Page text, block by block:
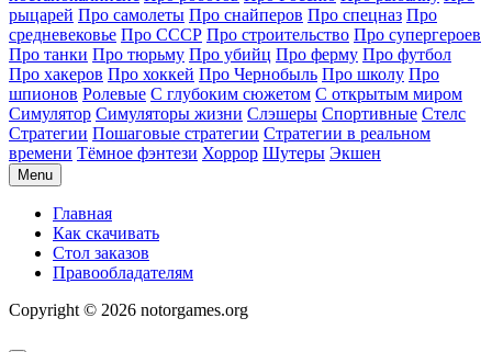
рыцарей Про самолеты Про снайперов Про спецназ Про
средневековье Про СССР Про строительство Про супергероев
Про танки Про тюрьму Про убийц Про ферму Про футбол
Про хакеров Про хоккей Про Чернобыль Про школу Про
шпионов Ролевые С глубоким сюжетом С открытым миром
Симулятор Симуляторы жизни Слэшеры Спортивные Стелс
Стратегии Пошаговые стратегии Стратегии в реальном
времени Тёмное фэнтези Хоррор Шутеры Экшен
Menu
Главная
Как скачивать
Стол заказов
Правообладателям
Copyright © 2026 notorgames.org